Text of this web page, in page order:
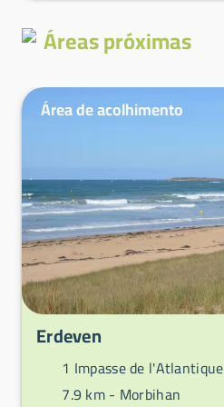
Áreas próximas
Área de acolhimento
Erdeven
1 Impasse de l'Atlantique
7.9 km - Morbihan